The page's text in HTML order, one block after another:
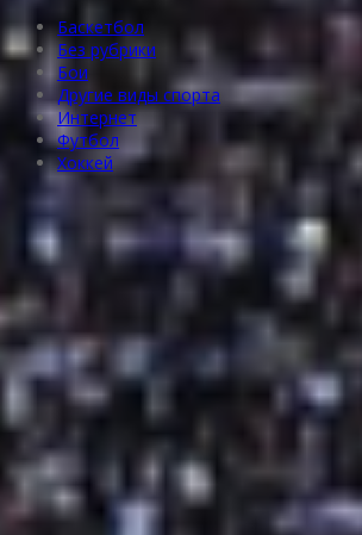
Баскетбол
Без рубрики
Бои
Другие виды спорта
Интернет
Футбол
Хоккей